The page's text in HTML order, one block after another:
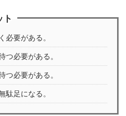
ト
必要がある。
つ必要がある。
つ必要がある。
駄足になる。